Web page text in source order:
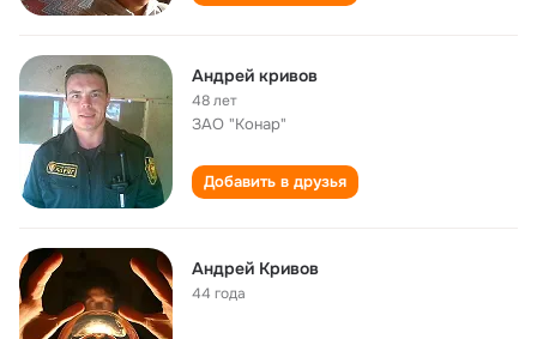
Андрей кривов
48 лет
ЗАО "Конар"
Добавить в друзья
Андрей Кривов
44 года